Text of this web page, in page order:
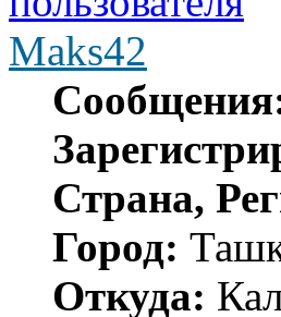
Maks42
Страна,
Город:
Откуда: